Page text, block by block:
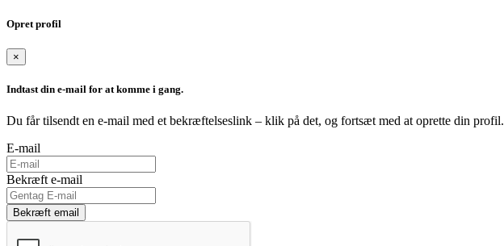
Opret profil
×
Indtast din e-mail for at komme i gang.
Du får tilsendt en e-mail med et bekræftelseslink – klik på det, og fortsæt med at oprette din profil.
E-mail
Bekræft e-mail
Bekræft email